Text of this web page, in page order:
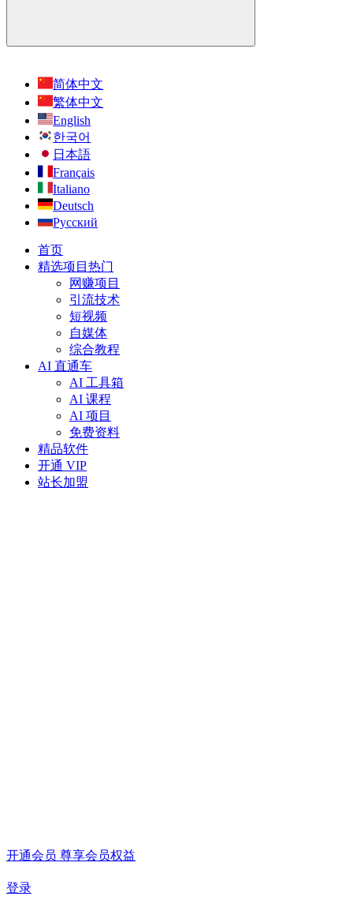
简体中文
繁体中文
English
한국어
日本語
Français
Italiano
Deutsch
Русский
首页
精选项目 热门
网赚项目
引流技术
短视频
自媒体
综合教程
AI 直通车
AI 工具箱
AI 课程
AI 项目
免费资料
精品软件
开通 VIP
站长加盟
开通会员 尊享会员权益
登录